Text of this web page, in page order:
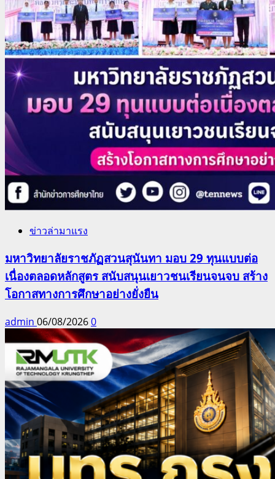
ข่าวล่ามาแรง
มหาวิทยาลัยราชภัฏสวนสุนันทา มอบ 29 ทุนแบบต่อ
เนื่องตลอดหลักสูตร สนับสนุนเยาวชนเรียนจนจบ สร้าง
โอกาสทางการศึกษาอย่างยั่งยืน
admin 06/08/20260